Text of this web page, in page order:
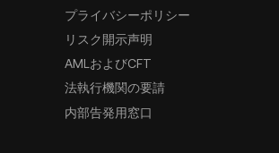
プライバシーポリシー
リスク開示声明
AMLおよびCFT
法執行機関の要請
内部告発用窓口